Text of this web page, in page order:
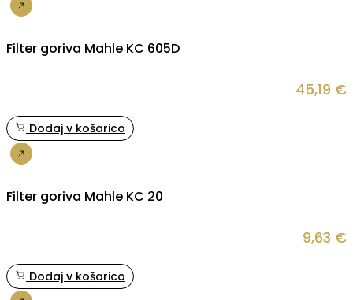
Filter goriva Mahle KC 605D
45,19 €
Dodaj v košarico
Filter goriva Mahle KC 20
9,63 €
Dodaj v košarico